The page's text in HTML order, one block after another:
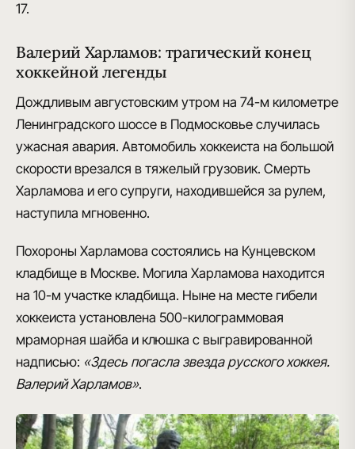
17.
Валерий Харламов: трагический конец
хоккейной легенды
Дождливым августовским утром на 74-м километре
Ленинградского шоссе в Подмосковье случилась
ужасная авария. Автомобиль хоккеиста на большой
скорости врезался в тяжелый грузовик. Смерть
Харламова и его супруги, находившейся за рулем,
наступила мгновенно.
Похороны Харламова состоялись на Кунцевском
кладбище в Москве. Могила Харламова находится
на 10-м участке кладбища. Ныне на месте гибели
хоккеиста установлена 500-килограммовая
мраморная шайба и клюшка с выгравированной
надписью: «Здесь погасла звезда русского хоккея.
Валерий Харламов».